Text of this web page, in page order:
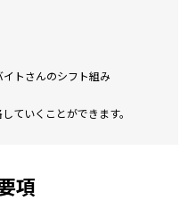
トさんのシフト組み
ていくことができます。
項